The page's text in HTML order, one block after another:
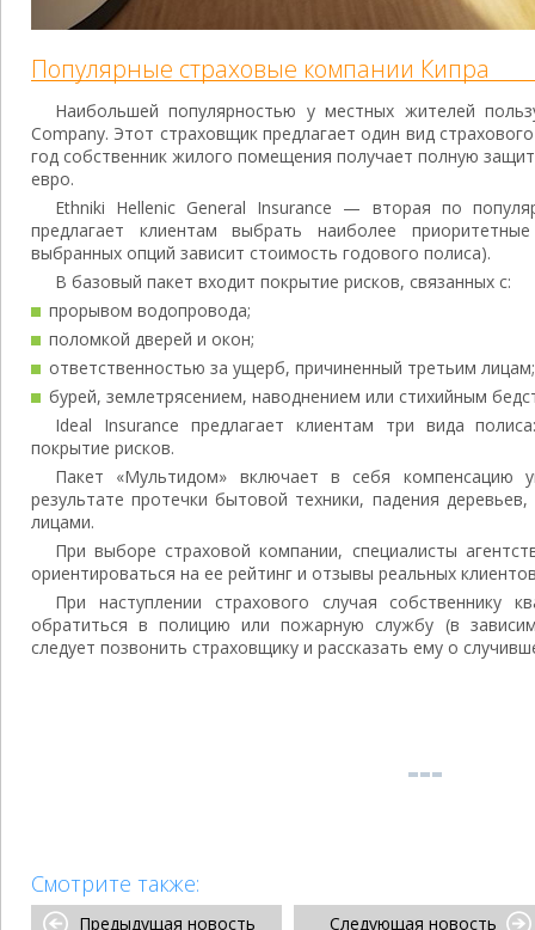
Популярные страховые компании Кипра
Наибольшей популярностью у местных жителей
Company. Этот страховщик предлагает один вид
год собственник жилого помещения получает полную
евро.
Ethniki Hellenic General Insurance — вторая по
предлагает клиентам выбрать наиболее
выбранных опций зависит стоимость годового полиса).
В базовый пакет входит покрытие рисков, связанных с:
прорывом водопровода;
поломкой дверей и окон;
ответственностью за ущерб, причиненный третьим лицам;
бурей, землетрясением, наводнением или стихийным
Ideal Insurance предлагает клиентам три вида
покрытие рисков.
Пакет «Мультидом» включает в себя компенсацию
результате протечки бытовой техники, падения
лицами.
При выборе страховой компании, специалисты
ориентироваться на ее рейтинг и отзывы реальных
При наступлении страхового случая собственнику
обратиться в полицию или пожарную службу (в
следует позвонить страховщику и рассказать ему о
Смотрите также:
Предыдущая новость Следующая новость